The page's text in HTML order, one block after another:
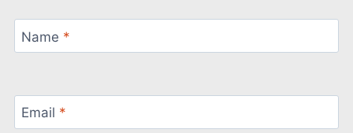
Name *
Email *